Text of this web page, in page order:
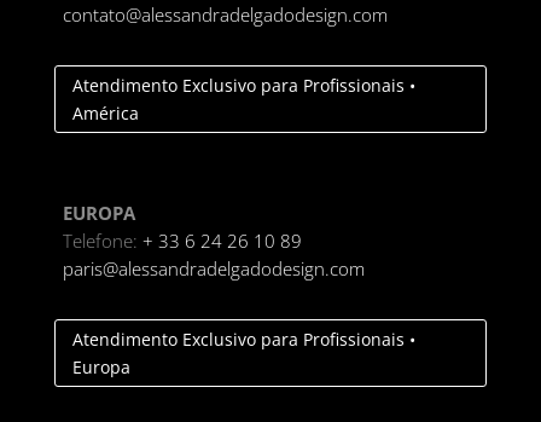
contato@alessandradelgadodesign.com
Atendimento Exclusivo para Profissionais •
América
EUROPA
Telefone: + 33 6 24 26 10 89
paris@alessandradelgadodesign.com
Atendimento Exclusivo para Profissionais •
Europa